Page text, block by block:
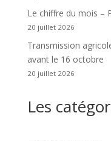
Le chiffre du mois –
20 juillet 2026
Transmission
avant le 16 octobre
20 juillet 2026
Les